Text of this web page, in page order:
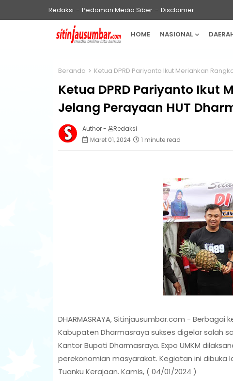
Redaksi Pedoman Media Siber Disclaimer
HOME NASIONAL
Beranda Ketua DPRD Pariyanto Ikut Meriahkan
Ketua DPRD Pariyanto Ikut
Jelang Perayaan HUT
Author -
Redaksi
Maret 01, 2024
1 minute read
DHARMASRAYA, Sitinjausumbar.com -
Kabupaten Dharmasraya sukses digelar salah
Kantor Bupati Dharmasraya. Expo UMKM
perekonomian masyarakat. Kegiatan ini dibuka
Tuanku Kerajaan. Kamis, ( 04/01/2024 )